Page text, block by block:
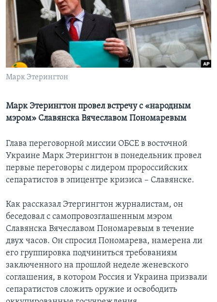
Learning English
СОЦИАЛЬНЫЕ СЕТИ
Марк Этерингтон
Марк Этерингтон провел встречу с «народным
мэром» Славянска Вячеславом Пономаревым
Глава переговорной миссии ОБСЕ в восточной
Украине Марк Этерингтон в понедельник провел
первые переговоры с лидером пророссийских
сепаратистов в эпицентре кризиса – Славянске.
Как рассказал Этергингтон журналистам, он
беседовал с самопровозглашенным мэром
Славянска Вячеславом Пономаревым в течение
двух часов. Он спросил Пономарева, намерена ли
его группировка подчиниться требованиям
заключенного на прошлой неделе женевского
соглашения, в котором Россия и Украина призвали
сепаратистов сложить оружие и освободить